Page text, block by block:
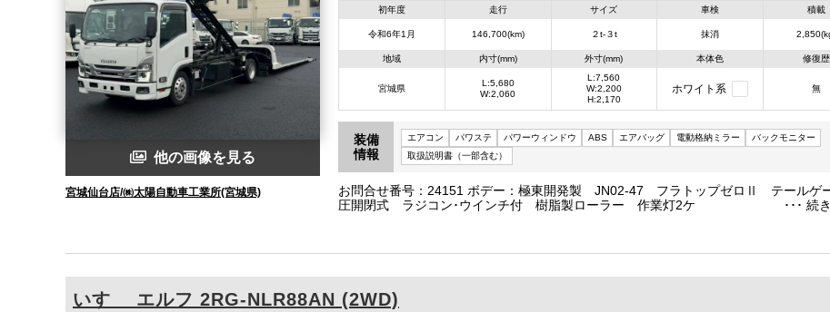
他の画像を見る
宮城仙台店/㈱太陽自動車工業所(宮城県)
初年度
令和6年1月
走行
146,700(km)
サイズ
２t-３t
車検
抹消
積載
地域
宮城県
内寸(mm)
L:5,680
W:2,060
外寸(mm)
L:7,560
W:2,200
H:2,170
本体色
ホワイト系
修復歴
無
装備
情報
エアコン パワステ パワーウィンドウ ABS エアバッグ 電動格納ミラー
バックモニター
取扱説明書（一部含む）
お問合せ番号：24151 ボデー：極東開発製 JN02-47 フラトップゼロⅡ テールゲ
圧開閉式 ラジコン･ウインチ付 樹脂製ローラー 作業灯2ケ
いすゞ エルフ 2RG-NLR88AN (2WD)